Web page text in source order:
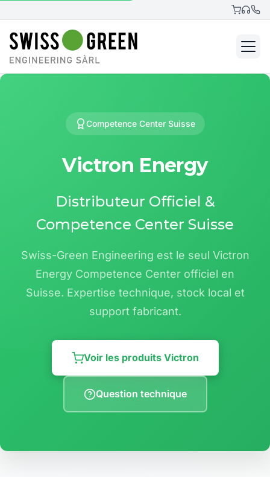
Competence Center Suisse
Victron Energy
Distributeur Officiel &
Competence Center Suisse
Swiss-Green Engineering est le seul Victron
Energy Competence Center officiel en
Suisse. Expertise technique, stock local et
support fabricant.
Voir les produits Victron
Question technique